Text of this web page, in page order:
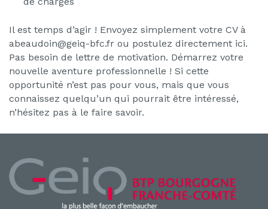
Il est temps d’agir ! Envoyez simplement votre CV à
abeaudoin@geiq-bfc.fr ou postulez directement ici.
Pas besoin de lettre de motivation. Démarrez votre
nouvelle aventure professionnelle ! Si cette
opportunité n’est pas pour vous, mais que vous
connaissez quelqu’un qui pourrait être intéressé,
n’hésitez pas à le faire savoir.